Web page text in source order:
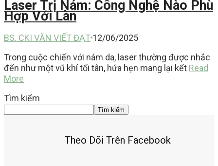
Laser Trị Nám: Công Nghệ Nào Phù
Hợp Với Làn
BS. CKI VĂN VIẾT ĐẠT 12/06/2025
Trong cuộc chiến với nám da, laser thường được nhắc
đến như một vũ khí tối tân, hứa hẹn mang lại kết Read
More
Tìm kiếm
Tìm kiếm
Theo Dõi Trên Facebook